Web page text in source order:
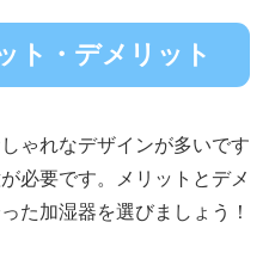
ト・デメリット
ゃれなデザインが多いです
必要です。メリットとデメ
た加湿器を選びましょう！